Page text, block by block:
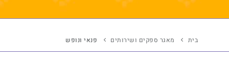
בית מאגר ספקים ושירותים פנאי ונופש